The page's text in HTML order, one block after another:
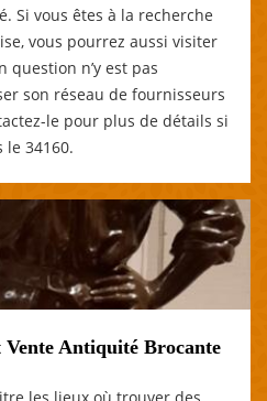
Si vous êtes à la recherche
vous pourrez aussi visiter
question n’y est pas
son réseau de fournisseurs
le pour plus de détails si
le 34160.
Antiquité Brocante
les lieux où trouver des